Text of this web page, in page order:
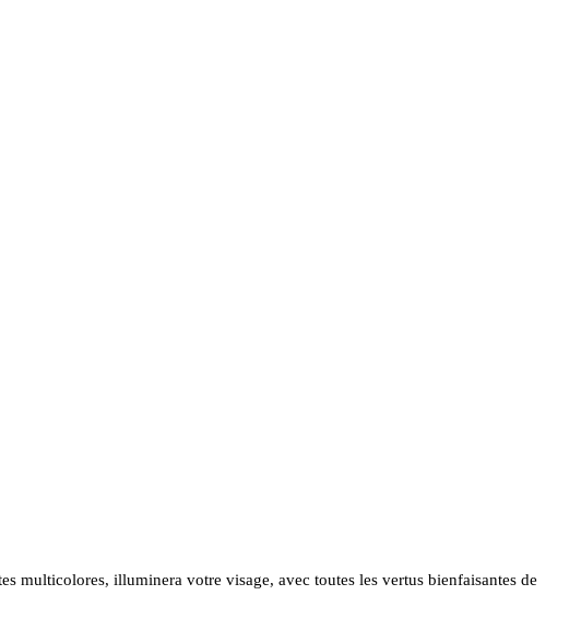
multicolores, illuminera votre visage, avec toutes les vertus bienfaisantes de